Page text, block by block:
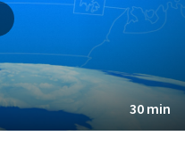
30 min